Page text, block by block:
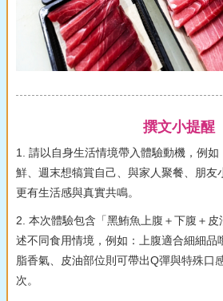
撰文小提醒
1. 請以自身生活情境帶入體驗動機，例
鮮、週末想犒賞自己、與家人聚餐、朋友
更有生活感與真實共鳴。
2. 本次體驗包含「黑鮪魚上腹＋下腹＋
述不同食用情境，例如：上腹適合細細品
脂香氣、皮油部位則可帶出Q彈與特殊口
次。